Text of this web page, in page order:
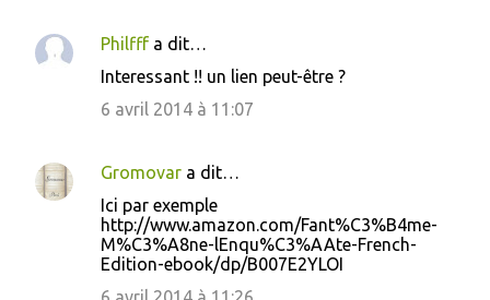
C
e
Philfff a dit…
Interessant !! un lien peut-être ?
6 avril 2014 à 11:07
Gromovar a dit…
Ici par exemple
http://www.amazon.com/Fant%C3%B4me-
M%C3%A8ne-lEnqu%C3%AAte-French-
Edition-ebook/dp/B007E2YLOI